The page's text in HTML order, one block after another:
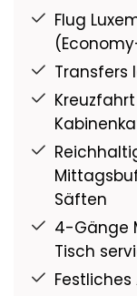
Flug
Transfers
Säften
4-Gänge
Tisch